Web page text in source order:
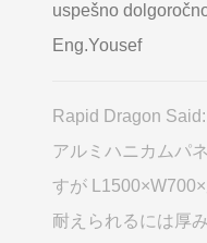
uspešno
Eng.Yousef
Rapid Dragon Said:
アルミハニカムパ
すが
耐えられるには厚